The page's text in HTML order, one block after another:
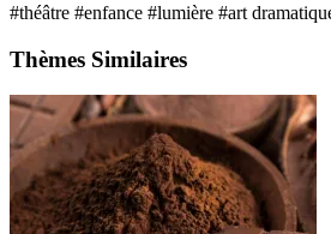
#théâtre #enfance #lumière #art
Thèmes Similaires